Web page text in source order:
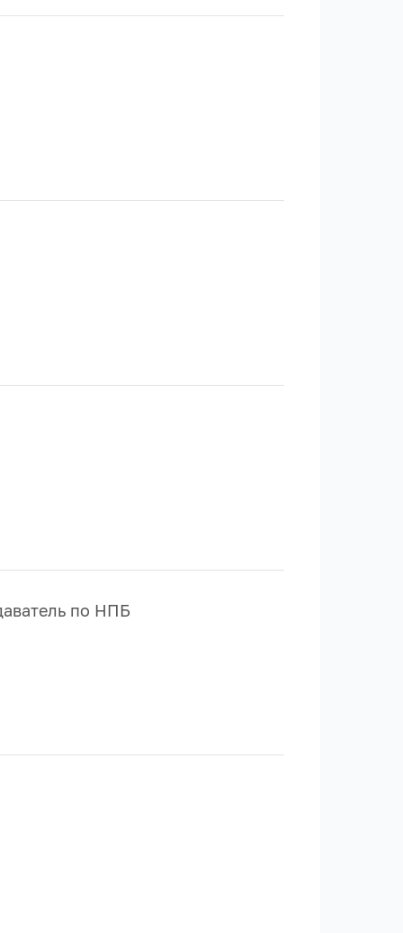
по НПБ